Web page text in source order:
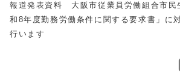
報道発表資料 大阪市従業員労働組合市民
和8年度勤務労働条件に関する要求書」に
行います